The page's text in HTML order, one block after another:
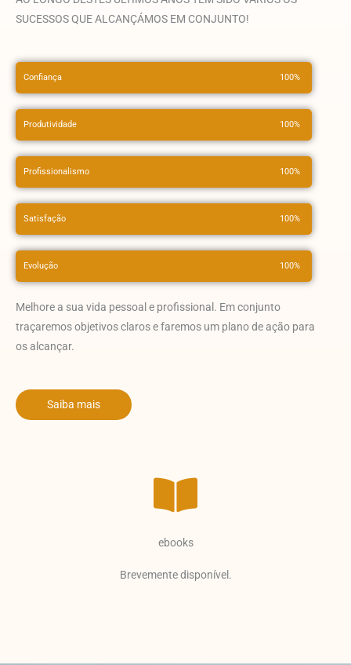
SUCESSOS QUE ALCANÇÁMOS EM CONJUNTO!
Confiança 100%
Produtividade 100%
Profissionalismo 100%
Satisfação 100%
Evolução 100%
Melhore a sua vida pessoal e profissional. Em conjunto
traçaremos objetivos claros e faremos um plano de ação para
os alcançar.
Saiba mais
ebooks
Brevemente disponível.